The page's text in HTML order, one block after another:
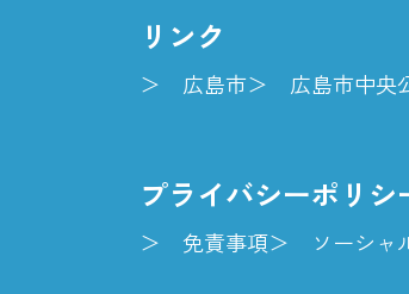
リンク
広島市 広島市中央
プライバシーポリシ
免責事項 ソーシャ